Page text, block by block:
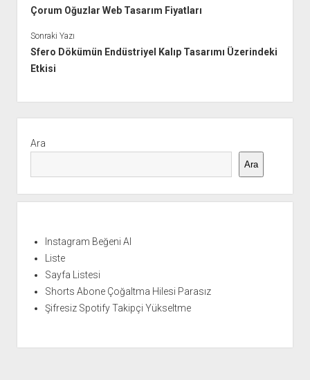
Çorum Oğuzlar Web Tasarım Fiyatları
Sonraki Yazı
Sfero Dökümün Endüstriyel Kalıp Tasarımı Üzerindeki
Etkisi
Menü
Ara
Ara
Instagram Beğeni Al
Liste
Sayfa Listesi
Shorts Abone Çoğaltma Hilesi Parasız
Şifresiz Spotify Takipçi Yükseltme